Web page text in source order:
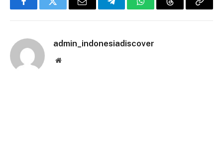
FacebookTwitter Email TelegramWhatsAppThreadsCopy
admin_indonesiadiscover
Website